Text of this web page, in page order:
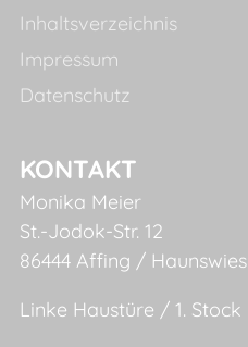
Inhaltsverzeichnis
Impressum
Datenschutz
KONTAKT
Monika Meier
St.-Jodok-Str. 12
86444 Affing / Haunswies
Linke Haustüre / 1. Stock